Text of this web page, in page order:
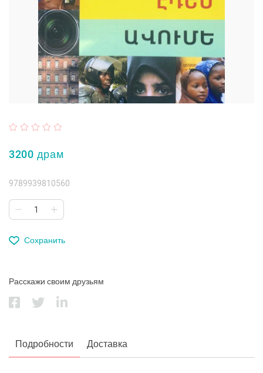
3200 драм
9789939810560
Сохранить
Расскажи своим друзьям
Подробности Доставка